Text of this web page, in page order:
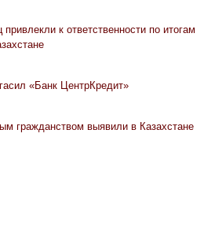
к ответственности по итогам
«Банк ЦентрКредит»
гражданством выявили в Казахстане